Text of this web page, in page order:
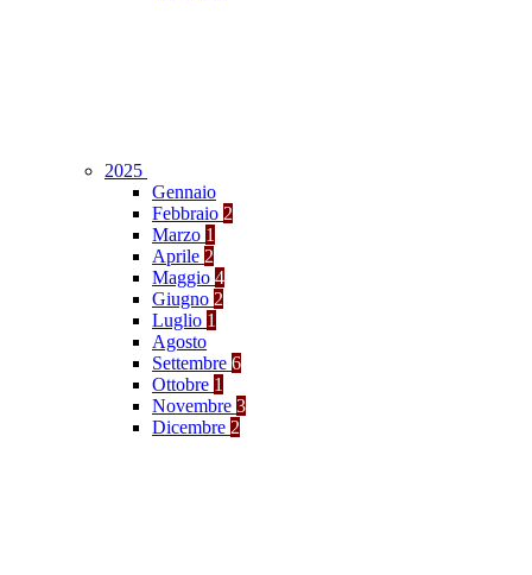
2025
Gennaio
Febbraio 2
Marzo 1
Aprile 2
Maggio 4
Giugno 2
Luglio 1
Agosto
Settembre 6
Ottobre 1
Novembre 3
Dicembre 2